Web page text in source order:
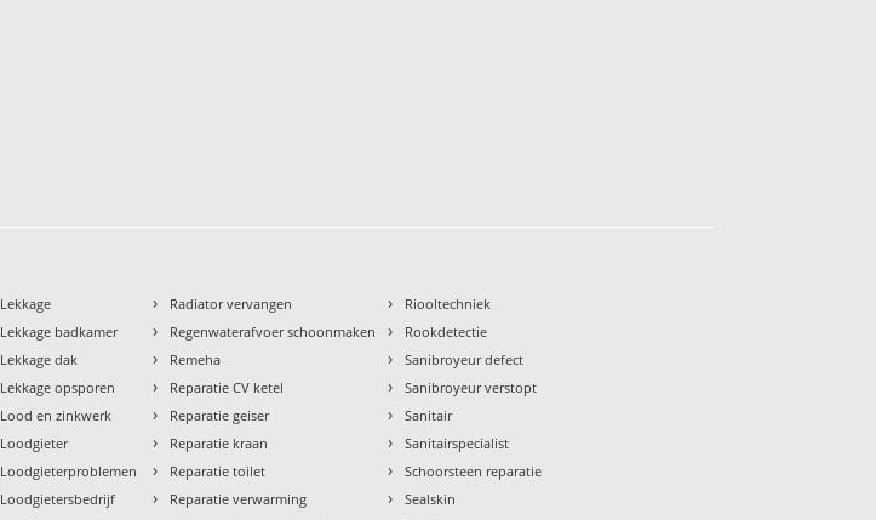
Lekkage
Lekkage badkamer
Lekkage dak
Lekkage opsporen
Lood en zinkwerk
Loodgieter
Loodgieterproblemen
Loodgietersbedrijf
› Radiator vervangen
› Regenwaterafvoer schoonmaken
› Remeha
› Reparatie CV ketel
› Reparatie geiser
› Reparatie kraan
› Reparatie toilet
› Reparatie verwarming
› Riooltechniek
› Rookdetectie
› Sanibroyeur defect
› Sanibroyeur verstopt
› Sanitair
› Sanitairspecialist
› Schoorsteen reparatie
› Sealskin